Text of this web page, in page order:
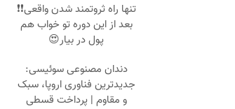
تنها راه ثروتمند شدن واقعی❗❗
بعد از این دوره تو خواب هم
پول در بیار😍
دندان مصنوعی سوئیسی:
جدیدترین فناوری اروپا، سبک
و مقاوم | پرداخت قسطی